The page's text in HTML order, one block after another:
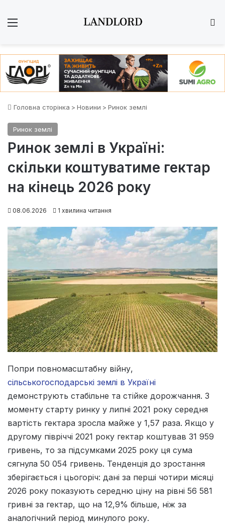
Головна сторінка > Новини > Ринок землі
Ринок землі
Ринок землі в Україні:
скільки коштуватиме гектар
на кінець 2026 року
08.06.2026 1 хвилина читання
Попри повномасштабну війну,
сільськогосподарські землі в Україні
демонструють стабільне та стійке дорожчання. З
моменту старту ринку у липні 2021 року середня
вартість гектара зросла майже у 1,57 раза. Якщо у
другому півріччі 2021 року гектар коштував 31 959
гривень, то за підсумками 2025 року ця сума
сягнула 50 054 гривень. Тенденція до зростання
зберігається і цьогоріч: дані за перші чотири місяці
2026 року показують середню ціну на рівні 56 581
гривні за гектар, що на 12,9% більше, ніж за
аналогічний період минулого року.